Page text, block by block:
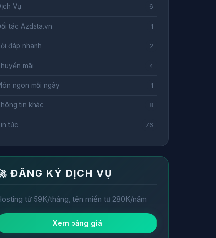
Vụ 6
tác Azdata.vn 1
đáp nhanh 2
mãi 4
ngon mỗi ngày 1
tin khác 8
tức 76
ĐĂNG KÝ DỊCH VỤ
từ 59K/tháng, tên miền từ 280K/năm
Xem bảng giá